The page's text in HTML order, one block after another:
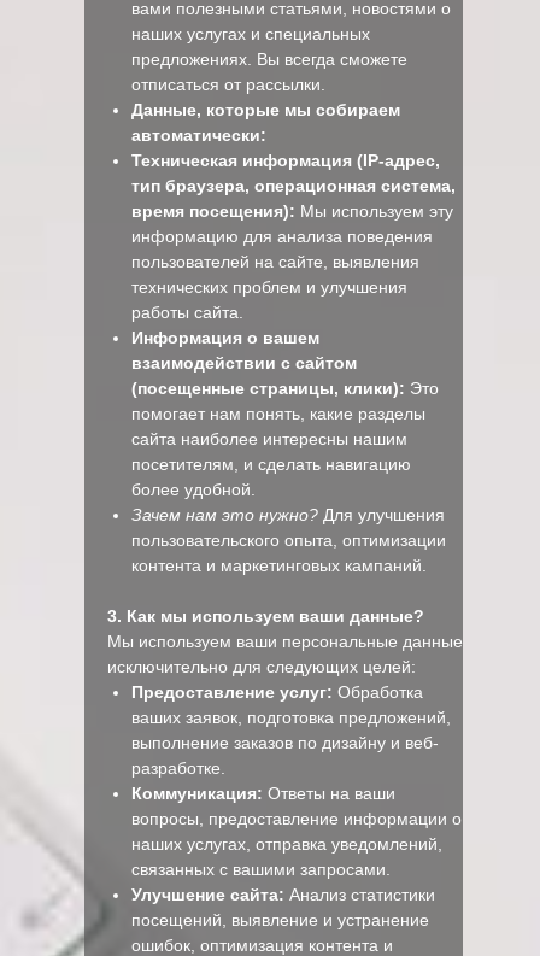
вами полезными статьями, новостями о
наших услугах и специальных
предложениях. Вы всегда сможете
отписаться от рассылки.
Данные, которые мы собираем
автоматически:
Техническая информация (IP-адрес,
тип браузера, операционная система,
время посещения): Мы используем эту
информацию для анализа поведения
пользователей на сайте, выявления
технических проблем и улучшения
работы сайта.
Информация о вашем
взаимодействии с сайтом
(посещенные страницы, клики): Это
помогает нам понять, какие разделы
сайта наиболее интересны нашим
посетителям, и сделать навигацию
более удобной.
Зачем нам это нужно? Для улучшения
пользовательского опыта, оптимизации
контента и маркетинговых кампаний.
3. Как мы используем ваши данные?
Мы используем ваши персональные данные
исключительно для следующих целей:
Предоставление услуг: Обработка
ваших заявок, подготовка предложений,
выполнение заказов по дизайну и веб-
разработке.
Коммуникация: Ответы на ваши
вопросы, предоставление информации о
наших услугах, отправка уведомлений,
связанных с вашими запросами.
Улучшение сайта: Анализ статистики
посещений, выявление и устранение
ошибок, оптимизация контента и